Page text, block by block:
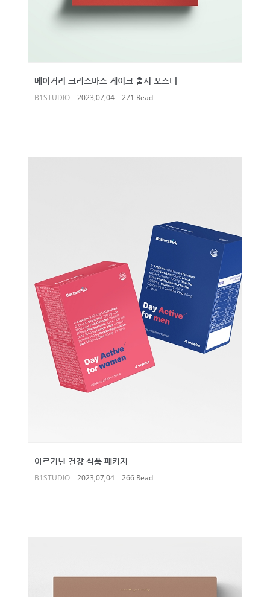
베이커리 크리스마스 케이크 출시 포스터
B1STUDIO 2023,07,04 271 Read
아르기닌 건강 식품 패키지
B1STUDIO 2023,07,04 266 Read